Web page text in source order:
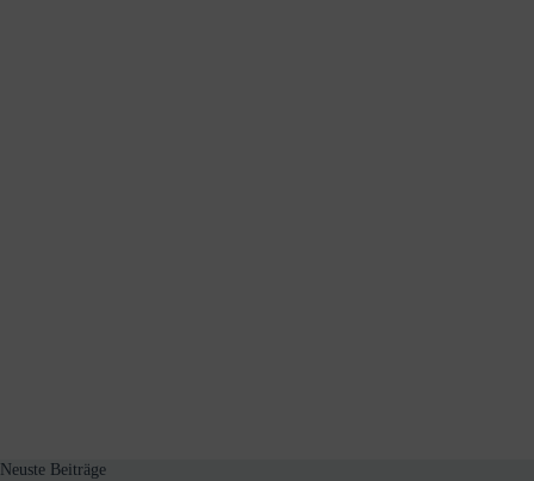
Neuste Beiträge